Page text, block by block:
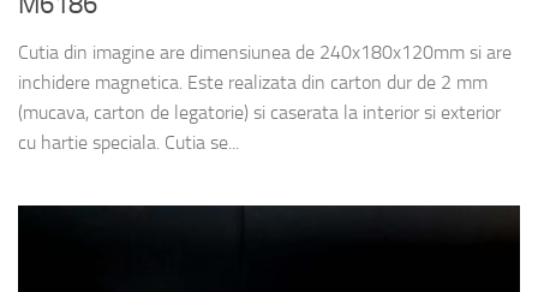
Cutia din imagine are dimensiunea de 240x180x120mm si are
inchidere magnetica. Este realizata din carton dur de 2 mm
(mucava, carton de legatorie) si caserata la interior si exterior
cu hartie speciala. Cutia se...